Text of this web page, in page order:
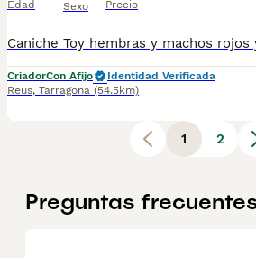
Edad Sexo Precio
CriadorCon Afijo
Identidad Verificada
Reus, Tarragona (54.5km)
1 2
Preguntas